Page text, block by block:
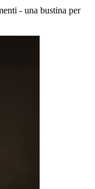
- una bustina per